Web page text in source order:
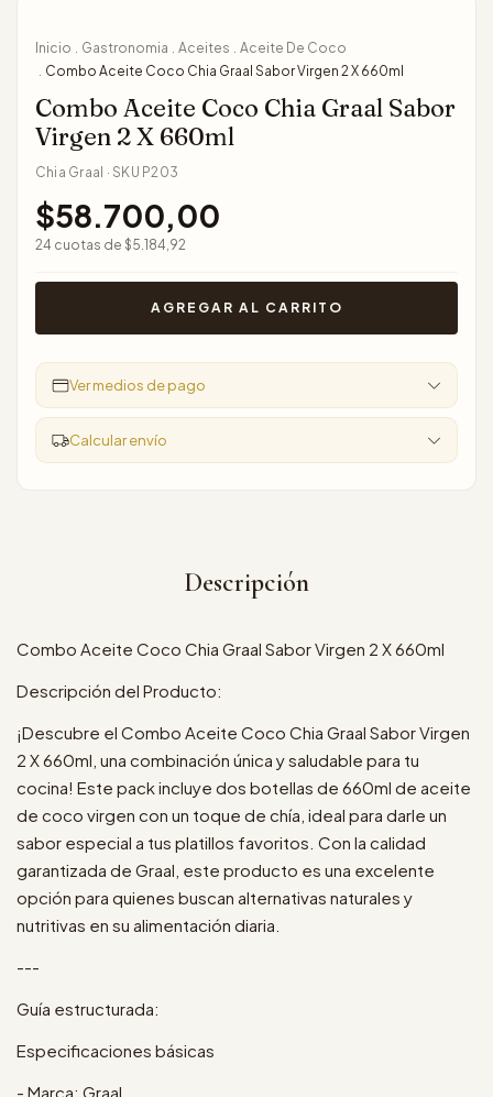
Inicio . Gastronomia . Aceites . Aceite De Coco
. Combo Aceite Coco Chia Graal Sabor Virgen 2 X 660ml
Combo Aceite Coco Chia Graal Sabor
Virgen 2 X 660ml
Chia Graal · SKU P203
$58.700,00
24 cuotas de $5.184,92
Ver medios de pago
Calcular envío
Descripción
Combo Aceite Coco Chia Graal Sabor Virgen 2 X 660ml
Descripción del Producto:
¡Descubre el Combo Aceite Coco Chia Graal Sabor Virgen
2 X 660ml, una combinación única y saludable para tu
cocina! Este pack incluye dos botellas de 660ml de aceite
de coco virgen con un toque de chía, ideal para darle un
sabor especial a tus platillos favoritos. Con la calidad
garantizada de Graal, este producto es una excelente
opción para quienes buscan alternativas naturales y
nutritivas en su alimentación diaria.
---
Guía estructurada:
Especificaciones básicas
- Marca: Graal